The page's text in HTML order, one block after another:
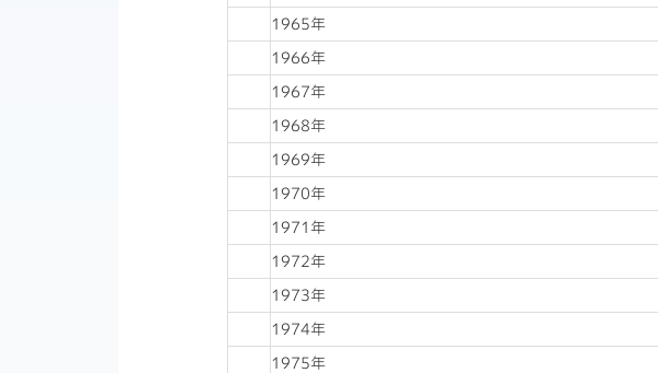
1965年
1966年
1967年
1968年
1969年
1970年
1971年
1972年
1973年
1974年
1975年